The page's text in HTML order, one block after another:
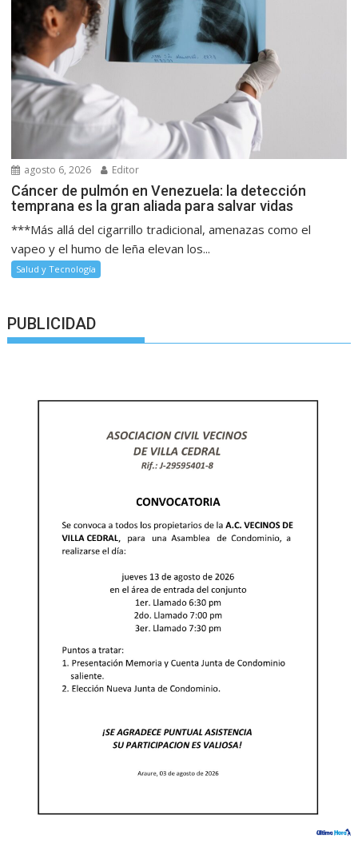
agosto 6, 2026 Editor
Cáncer de pulmón en Venezuela: la detección
temprana es la gran aliada para salvar vidas
***Más allá del cigarrillo tradicional, amenazas como el
vapeo y el humo de leña elevan los...
Salud y Tecnología
PUBLICIDAD